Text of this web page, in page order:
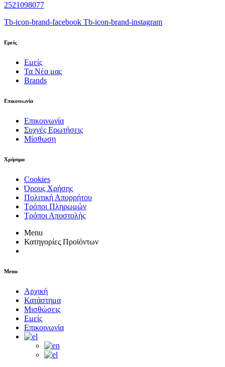
2521098077
Tb-icon-brand-facebook Tb-icon-brand-instagram
Εμείς
Εμείς
Τα Νέα μας
Brands
Επικοινωνία
Επικοινωνία
Συχνές Ερωτήσεις
Μίσθωση
Χρήσιμα
Cookies
Όρους Χρήσης
Πολιτική Απορρήτου
Τρόποι Πληρωμών
Τρόποι Αποστολής
Menu
Κατηγορίες Προϊόντων
Menu
Αρχική
Κατάστημα
Μισθώσεις
Εμείς
Επικοινωνία